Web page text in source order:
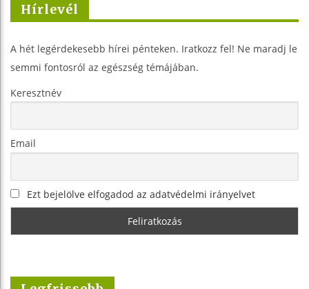
Hírlevél
A hét legérdekesebb hírei pénteken. Iratkozz fel! Ne maradj le
semmi fontosról az egészség témájában.
Keresztnév
Email
Ezt bejelölve elfogadod az adatvédelmi irányelvet